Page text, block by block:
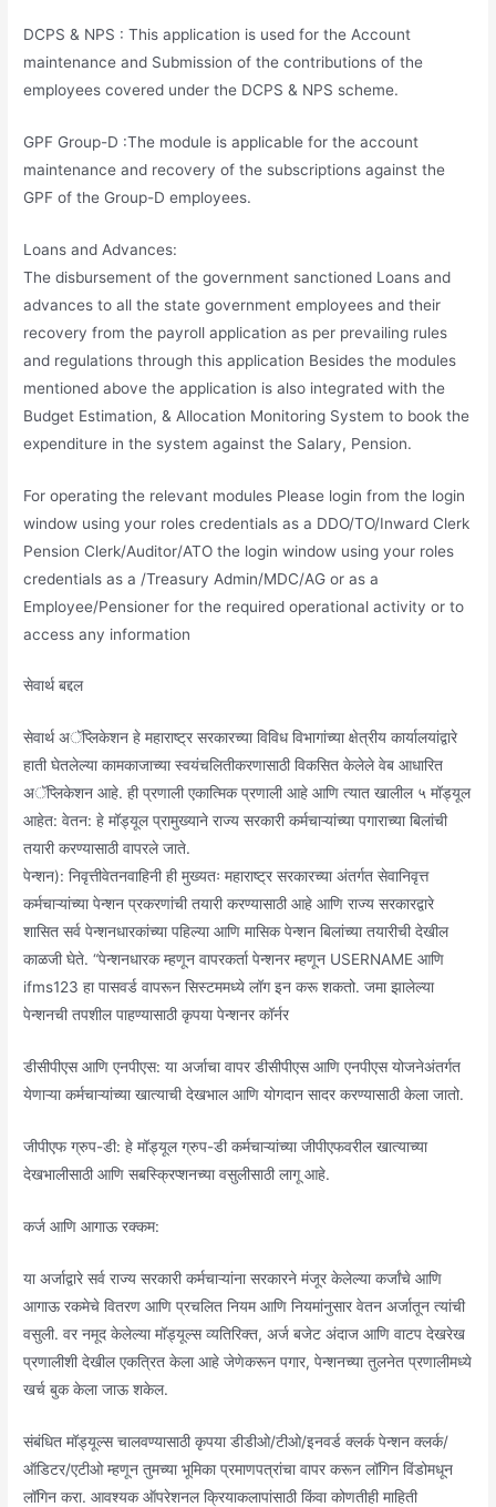
DCPS & NPS : This application is used for the Account
maintenance and Submission of the contributions of the
employees covered under the DCPS & NPS scheme.
GPF Group-D :The module is applicable for the account
maintenance and recovery of the subscriptions against the
GPF of the Group-D employees.
Loans and Advances:
The disbursement of the government sanctioned Loans and
advances to all the state government employees and their
recovery from the payroll application as per prevailing rules
and regulations through this application Besides the modules
mentioned above the application is also integrated with the
Budget Estimation, & Allocation Monitoring System to book the
expenditure in the system against the Salary, Pension.
For operating the relevant modules Please login from the login
window using your roles credentials as a DDO/TO/Inward Clerk
Pension Clerk/Auditor/ATO the login window using your roles
credentials as a /Treasury Admin/MDC/AG or as a
Employee/Pensioner for the required operational activity or to
access any information
सेवार्थ बद्दल
सेवार्थ अॅप्लिकेशन हे महाराष्ट्र सरकारच्या विविध विभागांच्या क्षेत्रीय कार्यालयांद्वारे
हाती घेतलेल्या कामकाजाच्या स्वयंचलितीकरणासाठी विकसित केलेले वेब आधारित
अॅप्लिकेशन आहे. ही प्रणाली एकात्मिक प्रणाली आहे आणि त्यात खालील ५ मॉड्यूल
आहेत: वेतन: हे मॉड्यूल प्रामुख्याने राज्य सरकारी कर्मचाऱ्यांच्या पगाराच्या बिलांची
तयारी करण्यासाठी वापरले जाते.
पेन्शन): निवृत्तीवेतनवाहिनी ही मुख्यतः महाराष्ट्र सरकारच्या अंतर्गत सेवानिवृत्त
कर्मचाऱ्यांच्या पेन्शन प्रकरणांची तयारी करण्यासाठी आहे आणि राज्य सरकारद्वारे
शासित सर्व पेन्शनधारकांच्या पहिल्या आणि मासिक पेन्शन बिलांच्या तयारीची देखील
काळजी घेते. “पेन्शनधारक म्हणून वापरकर्ता पेन्शनर म्हणून USERNAME आणि
ifms123 हा पासवर्ड वापरून सिस्टममध्ये लॉग इन करू शकतो. जमा झालेल्या
पेन्शनची तपशील पाहण्यासाठी कृपया पेन्शनर कॉर्नर
डीसीपीएस आणि एनपीएस: या अर्जाचा वापर डीसीपीएस आणि एनपीएस योजनेअंतर्गत
येणाऱ्या कर्मचाऱ्यांच्या खात्याची देखभाल आणि योगदान सादर करण्यासाठी केला जातो.
जीपीएफ ग्रुप-डी: हे मॉड्यूल ग्रुप-डी कर्मचाऱ्यांच्या जीपीएफवरील खात्याच्या
देखभालीसाठी आणि सबस्क्रिप्शनच्या वसुलीसाठी लागू आहे.
कर्ज आणि आगाऊ रक्कम:
या अर्जाद्वारे सर्व राज्य सरकारी कर्मचाऱ्यांना सरकारने मंजूर केलेल्या कर्जांचे आणि
आगाऊ रकमेचे वितरण आणि प्रचलित नियम आणि नियमांनुसार वेतन अर्जातून त्यांची
वसुली. वर नमूद केलेल्या मॉड्यूल्स व्यतिरिक्त, अर्ज बजेट अंदाज आणि वाटप देखरेख
प्रणालीशी देखील एकत्रित केला आहे जेणेकरून पगार, पेन्शनच्या तुलनेत प्रणालीमध्ये
खर्च बुक केला जाऊ शकेल.
संबंधित मॉड्यूल्स चालवण्यासाठी कृपया डीडीओ/टीओ/इनवर्ड क्लर्क पेन्शन क्लर्क/
ऑडिटर/एटीओ म्हणून तुमच्या भूमिका प्रमाणपत्रांचा वापर करून लॉगिन विंडोमधून
लॉगिन करा. आवश्यक ऑपरेशनल क्रियाकलापांसाठी किंवा कोणतीही माहिती